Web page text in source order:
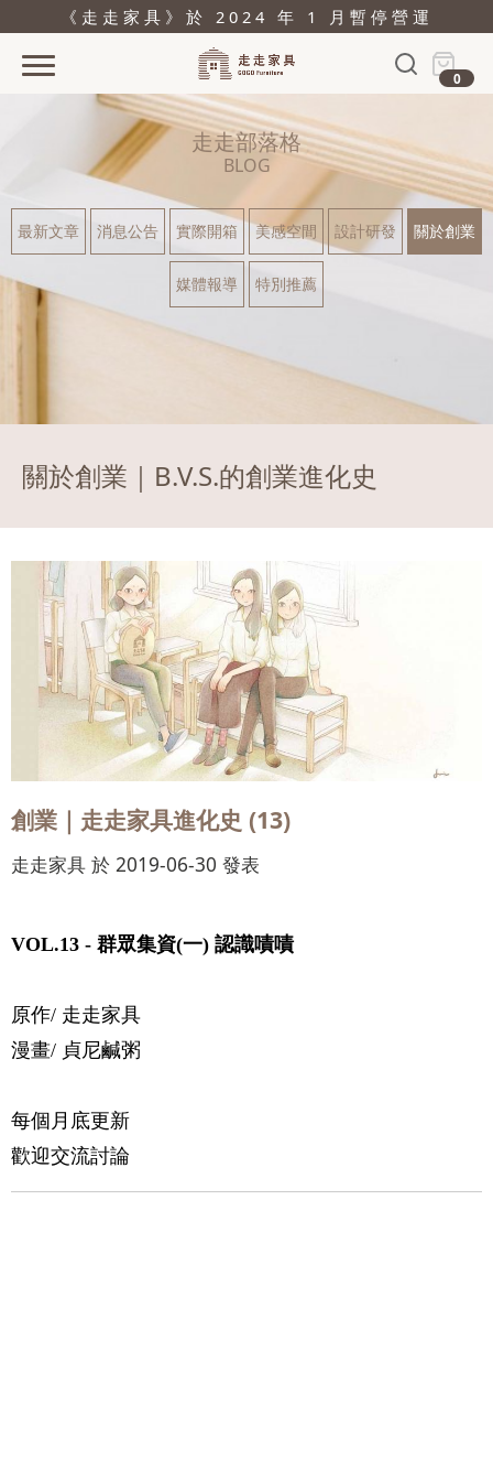
《走走家具》於 2024 年 1 月暫停營運
0
產品
關於
據點
結帳
會員登入
走走部落格
BLOG
最新文章 消息公告 實際開箱 美感空間 設計研發 關於創業
媒體報導 特別推薦
關於創業｜B.V.S.的創業進化史
創業｜走走家具進化史 (13)
走走家具 於 2019-06-30 發表
VOL.13 - 群眾集資(一) 認識嘖嘖
原作/ 走走家具
漫畫/ 貞尼鹹粥
每個月底更新
歡迎交流討論